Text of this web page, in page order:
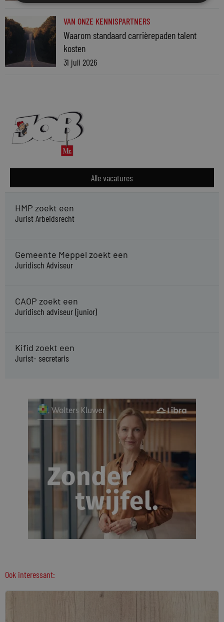
VAN ONZE KENNISPARTNERS
Waarom standaard carrièrepaden talent
kosten
31 juli 2026
Alle vacatures
HMP zoekt een
Jurist Arbeidsrecht
Gemeente Meppel zoekt een
Juridisch Adviseur
CAOP zoekt een
Juridisch adviseur (junior)
Kifid zoekt een
Jurist- secretaris
Ook interessant: